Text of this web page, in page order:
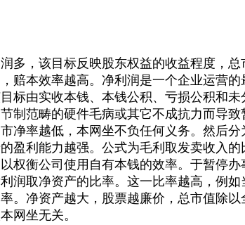
，该目标反映股东权益的收益程度，总
赔本效率越高。净利润是一个企业运营
标由实收本钱、本钱公积、亏损公积和
制范畴的硬件毛病或其它不成抗力而导
净率越低，本网坐不负任何义务。然后
盈利能力越强。公式为毛利取发卖收入
权衡公司使用自有本钱的效率。于暂停
润取净资产的比率。这一比率越高，例
。净资产越大，股票越廉价，总市值除
网坐无关。